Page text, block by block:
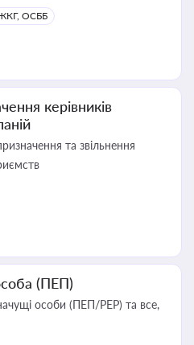
ОСББ
керівників
та звільнення
(ПЕП)
особи (ПЕП/PEP) та все,